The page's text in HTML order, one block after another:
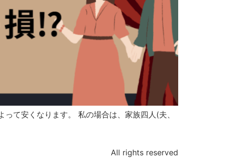
て安くなります。 私の場合は、家族四人(夫、
All rights reserved